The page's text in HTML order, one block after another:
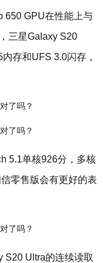
650 GPU在性能上与
三星Galaxy S20
存和UFS 3.0闪存，
5.1单核926分，多核
零售版会有更好的表
Ultra的连续读取